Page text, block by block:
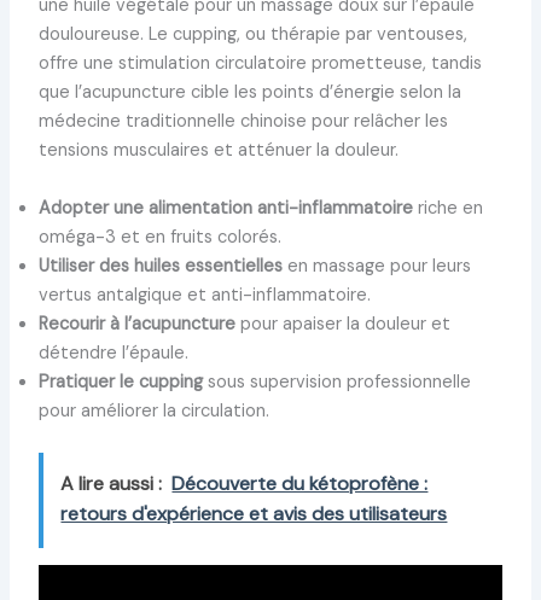
une huile végétale pour un massage doux sur l’épaule
douloureuse. Le cupping, ou thérapie par ventouses,
offre une stimulation circulatoire prometteuse, tandis
que l’acupuncture cible les points d’énergie selon la
médecine traditionnelle chinoise pour relâcher les
tensions musculaires et atténuer la douleur.
Adopter une alimentation anti-inflammatoireriche en
oméga-3 et en fruits colorés.
Utiliser des huiles essentiellesen massage pour leurs
vertus antalgique et anti-inflammatoire.
Recourir à l’acupuncturepour apaiser la douleur et
détendre l’épaule.
Pratiquer le cuppingsous supervision professionnelle
pour améliorer la circulation.
A lire aussi : Découverte du kétoprofène :
retours d'expérience et avis des utilisateurs